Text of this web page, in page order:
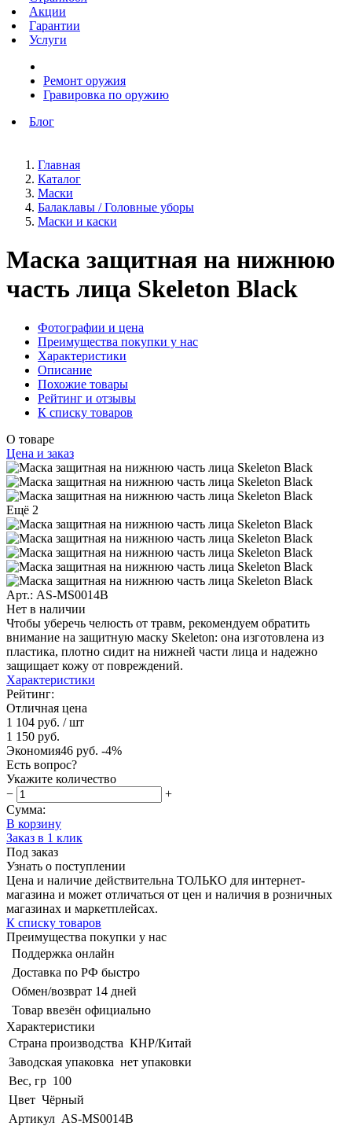
Акции
Гарантии
Услуги
Ремонт оружия
Гравировка по оружию
Блог
Главная
Каталог
Маски
Балаклавы / Головные уборы
Маски и каски
Маска защитная на нижнюю
часть лица Skeleton Black
Фотографии и цена
Преимущества покупки у нас
Характеристики
Описание
Похожие товары
Рейтинг и отзывы
К списку товаров
О товаре
Цена и заказ
Ещё 2
Арт.: AS-MS0014B
Нет в наличии
Чтобы уберечь челюсть от травм, рекомендуем обратить
внимание на защитную маску Skeleton: она изготовлена из
пластика, плотно сидит на нижней части лица и надежно
защищает кожу от повреждений.
Характеристики
Рейтинг:
Отличная цена
1 104 руб. / шт
1 150 руб.
Экономия46 руб. -4%
Есть вопрос?
Укажите количество
−
+
Сумма:
В корзину
Заказ в 1 клик
Под заказ
Узнать о поступлении
Цена и наличие действительна ТОЛЬКО для интернет-
магазина и может отличаться от цен и наличия в розничных
магазинах и маркетплейсах.
К списку товаров
Преимущества покупки у нас
Поддержка онлайн
Доставка по РФ быстро
Обмен/возврат 14 дней
Товар ввезён официально
Характеристики
Страна производства КНР/Китай
Заводская упаковка нет упаковки
Вес, гр 100
Цвет Чёрный
Артикул AS-MS0014B